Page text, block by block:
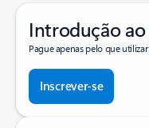
Introdução
Pague apenas pelo que
Inscrever-se